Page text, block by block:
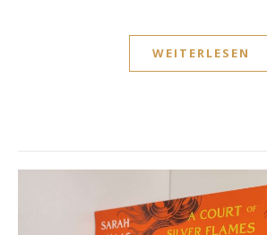
WEITERLESEN